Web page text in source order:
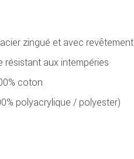
zingué et avec revêtement
résistant aux intempéries
coton
polyacrylique / polyester)